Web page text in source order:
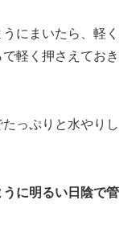
にまいたら、軽く
軽く押さえておき
っぷりと水やりし
に明るい日陰で管